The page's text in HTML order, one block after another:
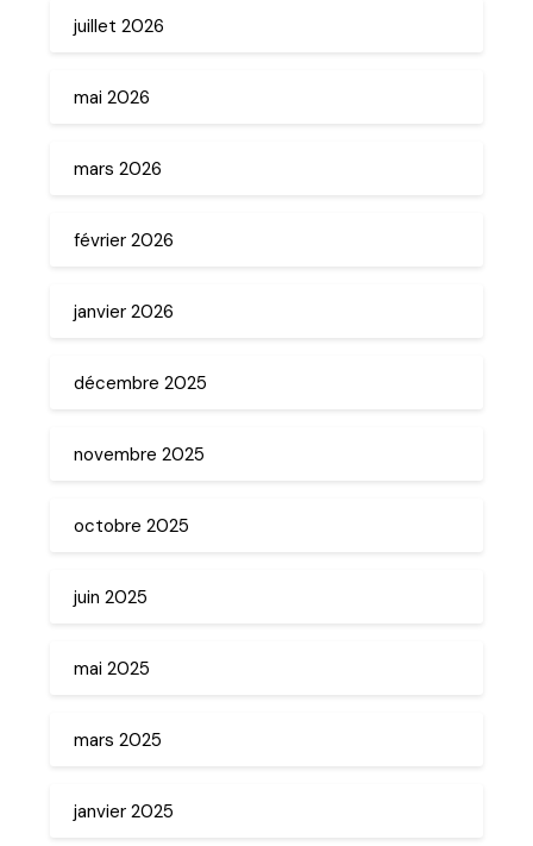
juillet 2026
mai 2026
mars 2026
février 2026
janvier 2026
décembre 2025
novembre 2025
octobre 2025
juin 2025
mai 2025
mars 2025
janvier 2025